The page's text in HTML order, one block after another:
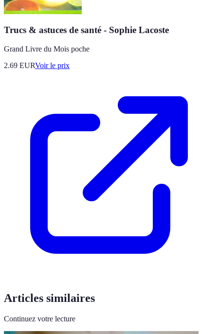
Trucs & astuces de santé - Sophie Lacoste
Grand Livre du Mois poche
2.69 EURVoir le prix
Articles similaires
Continuez votre lecture